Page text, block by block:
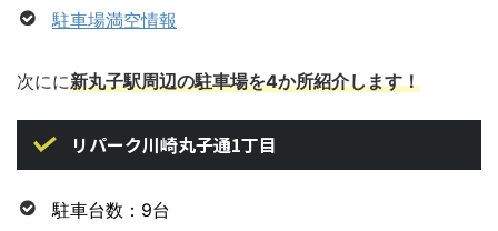
駐車場満空情報
次にに新丸子駅周辺の駐車場を4か所紹介します！
リパーク川崎丸子通1丁目
駐車台数：9台